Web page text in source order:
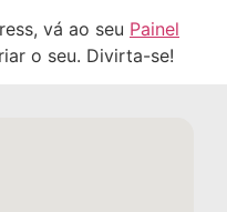
vá ao seu Painel
o seu. Divirta-se!